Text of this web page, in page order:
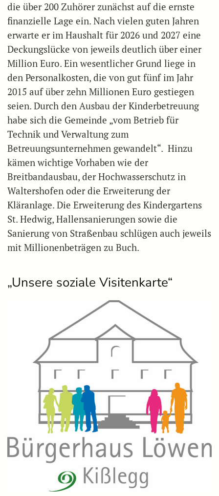
die über 200 Zuhörer zunächst auf die ernste
finanzielle Lage ein. Nach vielen guten Jahren
erwarte er im Haushalt für 2026 und 2027 eine
Deckungslücke von jeweils deutlich über einer
Million Euro. Ein wesentlicher Grund liege in
den Personalkosten, die von gut fünf im Jahr
2015 auf über zehn Millionen Euro gestiegen
seien. Durch den Ausbau der Kinderbetreuung
habe sich die Gemeinde „vom Betrieb für
Technik und Verwaltung zum
Betreuungsunternehmen gewandelt“. Hinzu
kämen wichtige Vorhaben wie der
Breitbandausbau, der Hochwasserschutz in
Waltershofen oder die Erweiterung der
Kläranlage. Die Erweiterung des Kindergartens
St. Hedwig, Hallensanierungen sowie die
Sanierung von Straßenbau schlügen auch jeweils
mit Millionenbeträgen zu Buch.
„Unsere soziale Visitenkarte“